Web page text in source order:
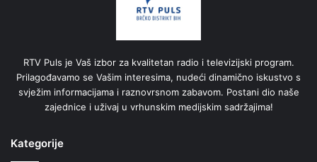
RTV Puls je Vaš izbor za kvalitetan radio i televizijski program.
Prilagođavamo se Vašim interesima, nudeći dinamično iskustvo s
svježim informacijama i raznovrsnom zabavom. Postani dio naše
zajednice i uživaj u vrhunskim medijskim sadržajima!
Kategorije